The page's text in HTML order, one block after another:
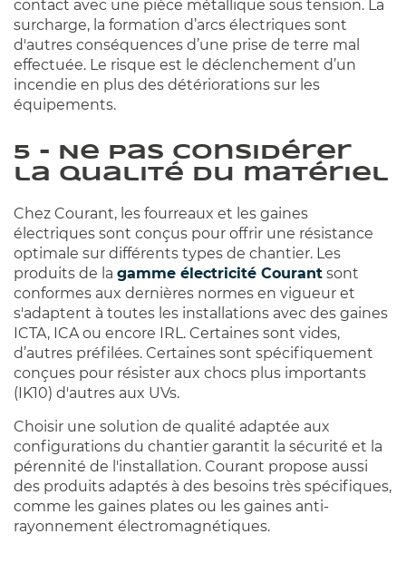
contact avec une pièce métallique sous tension. La
surcharge, la formation d’arcs électriques sont
d'autres conséquences d’une prise de terre mal
effectuée. Le risque est le déclenchement d’un
incendie en plus des détériorations sur les
équipements.
5 - Ne pas considérer
la qualité du matériel
Chez Courant, les fourreaux et les gaines
électriques sont conçus pour offrir une résistance
optimale sur différents types de chantier. Les
produits de la gamme électricité Courant sont
conformes aux dernières normes en vigueur et
s'adaptent à toutes les installations avec des gaines
ICTA, ICA ou encore IRL. Certaines sont vides,
d’autres préfilées. Certaines sont spécifiquement
conçues pour résister aux chocs plus importants
(IK10) d'autres aux UVs.
Choisir une solution de qualité adaptée aux
configurations du chantier garantit la sécurité et la
pérennité de l'installation. Courant propose aussi
des produits adaptés à des besoins très spécifiques,
comme les gaines plates ou les gaines anti-
rayonnement électromagnétiques.